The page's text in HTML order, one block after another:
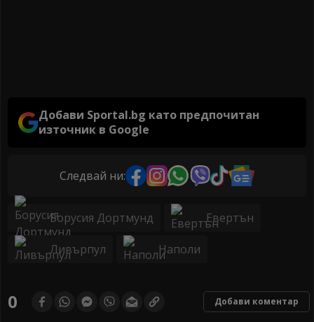
Добави Sportal.bg като предпочитан
източник в Google
Следвай ни:
Борусия Дортмунд Евертън
Ливърпул Наполи
0 Добави коментар